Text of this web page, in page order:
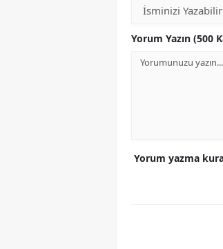
Yorum Yazın (500
Yorum yazma